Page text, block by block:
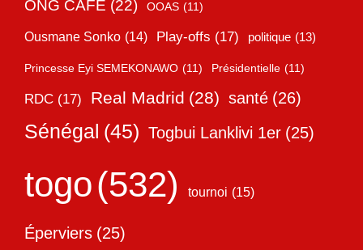
ONG CAFE (22) OOAS (11)
Ousmane Sonko (14) Play-offs (17) politique (13)
Princesse Eyi SEMEKONAWO (11) Présidentielle (11)
RDC (17) Real Madrid (28) santé (26)
Sénégal (45) Togbui Lanklivi 1er (25)
togo(532) tournoi (15)
Éperviers (25)